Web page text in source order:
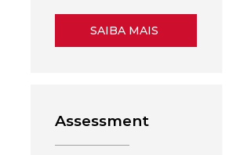
SAIBA MAIS
Assessment